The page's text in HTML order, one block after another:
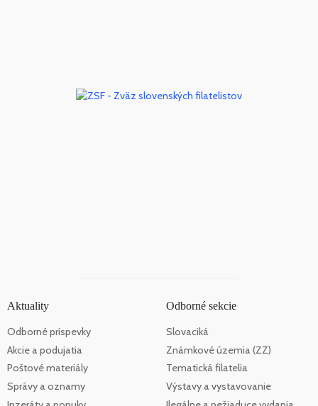
Aktuality
Odborné príspevky
Akcie a podujatia
Poštové materiály
Správy a oznamy
Odborné sekcie
Slovaciká
Známkové územia (ZZ)
Tematická filatelia
Výstavy a vystavovanie